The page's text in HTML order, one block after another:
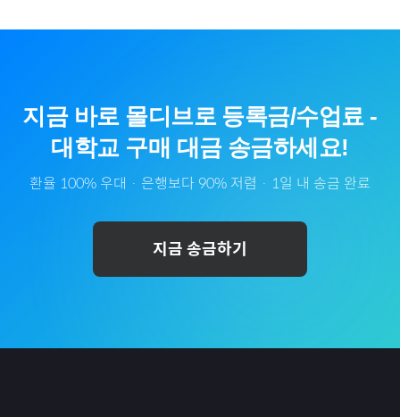
지금 바로 몰디브로 등록금/수업료-
대학교구매 대금 송금하세요!
환율 100% 우대 · 은행보다 90% 저렴 · 1일 내 송금 완료
지금 송금하기